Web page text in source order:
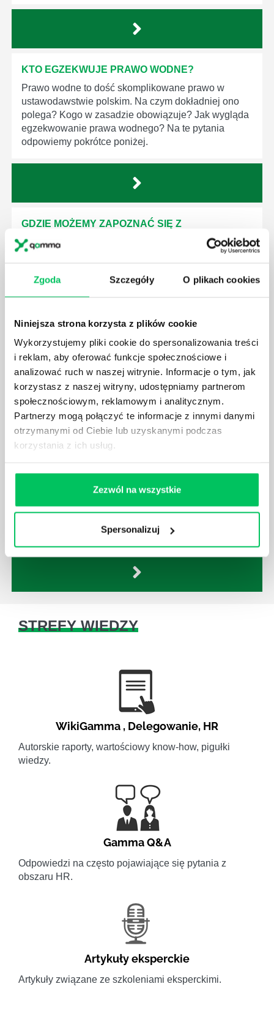
Zgoda Szczegóły O plikach cookies
Niniejsza strona korzysta z plików cookie
Wykorzystujemy pliki cookie do spersonalizowania treści
i reklam, aby oferować funkcje społecznościowe i
analizować ruch w naszej witrynie. Informacje o tym, jak
korzystasz z naszej witryny, udostępniamy partnerom
społecznościowym, reklamowym i analitycznym.
Partnerzy mogą połączyć te informacje z innymi danymi
otrzymanymi od Ciebie lub uzyskanymi podczas
korzystania z ich usług.
Zezwól na wszystkie
Spersonalizuj
KTO EGZEKWUJE PRAWO WODNE?
Prawo wodne to dość skomplikowane prawo w
ustawodawstwie polskim. Na czym dokładniej ono
polega? Kogo w zasadzie obowiązuje? Jak wygląda
egzekwowanie prawa wodnego? Na te pytania
odpowiemy pokrótce poniżej.
GDZIE MOŻEMY ZAPOZNAĆ SIĘ Z
WYMAGANIAMI NORM JAKOŚCI WYROBÓW
MEDYCZNYCH?
społeczeństwa wprowadzane jest coraz więcej reguł,
które mają za zadanie poprawić poszczególne
będą zobowiązane przestrzegać zasad, których
produktów, które trafiają do klientów.
CZYM ZAJMUJE SIĘ AUDYTOR WEWNĘTRZNY
LABORATORIUM?
poszczególne stanowiska muszą wykonywać
zgodnie z zaleceniami powierzone sobie zadania.
Ich obowiązkiem jest przestrzeganie panujących w
wykonywanej pracy, ale również bezpieczeństwa.
STREFY WIEDZY
WikiGamma , Delegowanie, HR
Autorskie raporty, wartościowy know-how, pigułki
wiedzy.
Gamma Q&A
Odpowiedzi na często pojawiające się pytania z
obszaru HR.
Artykuły eksperckie
Artykuły związane ze szkoleniami eksperckimi.